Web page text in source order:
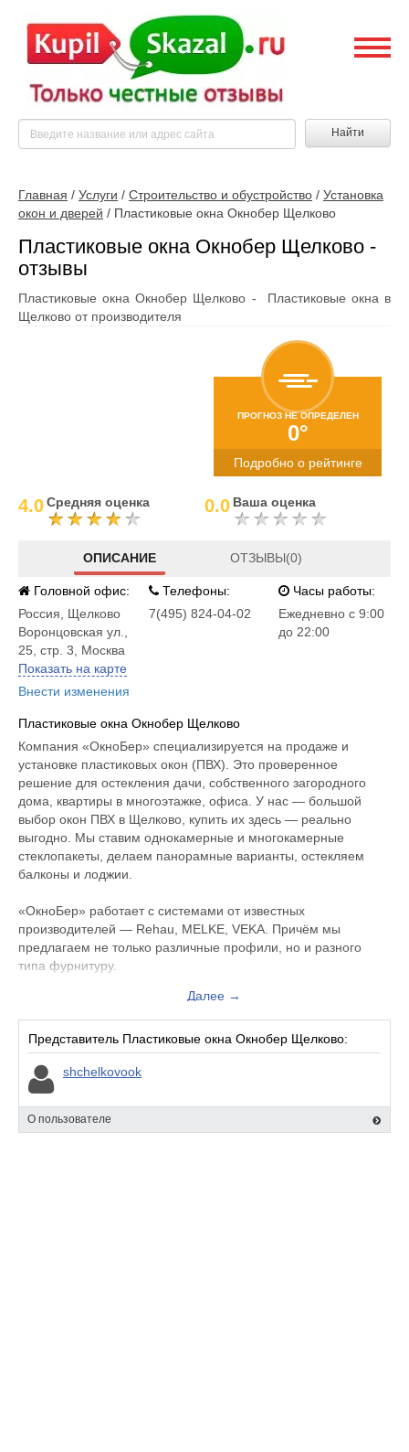
Найти
Главная / Услуги / Строительство и обустройство / Установка
окон и дверей / Пластиковые окна Окнобер Щелково
Пластиковые окна Окнобер Щелково -
отзывы
Пластиковые окна Окнобер Щелково - Пластиковые окна в
Щелково от производителя
ПРОГНОЗ НЕ ОПРЕДЕЛЕН
0°
Подробно о рейтинге
4.0Средняя оценка 0.0 Ваша оценка
ОПИСАНИЕ ОТЗЫВЫ(0)
Головной офис:
Россия
Щелково
Воронцовская ул.,
25, стр. 3, Москва
Показать на карте
Внести изменения
Телефоны:
7(495) 824-04-02
Часы работы:
Ежедневно с 9:00
до 22:00
Пластиковые окна Окнобер Щелково
Компания «ОкноБер» специализируется на продаже и
установке пластиковых окон (ПВХ). Это проверенное
решение для остекления дачи, собственного загородного
дома, квартиры в многоэтажке, офиса. У нас — большой
выбор окон ПВХ в Щелково, купить их здесь — реально
выгодно. Мы ставим однокамерные и многокамерные
стеклопакеты, делаем панорамные варианты, остекляем
балконы и лоджии.
«ОкноБер» работает с системами от известных
производителей — Rehau, MELKE, VEKA. Причём мы
предлагаем не только различные профили, но и разного
типа фурнитуру.
Щелково — один из городов, где ведёт деятельность наша
компания. Для каждого клиента отсюда мы подберём
оптимальную конструкцию. При этом наши расценки вполне
можно назвать низкими, окна на заказ в Щелково
доставляются прямо с завода, никаких накруток от
посредников нет.
Далее →
Представитель Пластиковые окна Окнобер Щелково:
shchelkovook
О пользователе